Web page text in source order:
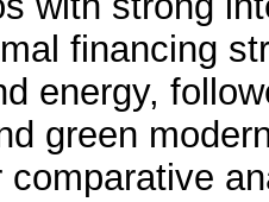
financing
energy,
green
comparative